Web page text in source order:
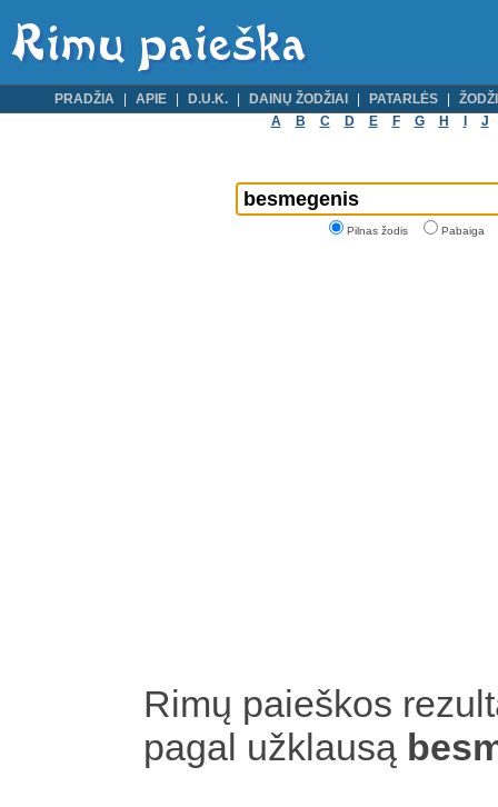
PRADŽIA APIE D.U.K. DAINŲ ŽODŽIAI PATARLĖS
A
B C D E F G H J
Pilnas žodis Pabaiga
Rimų paieškos
pagal užklausą